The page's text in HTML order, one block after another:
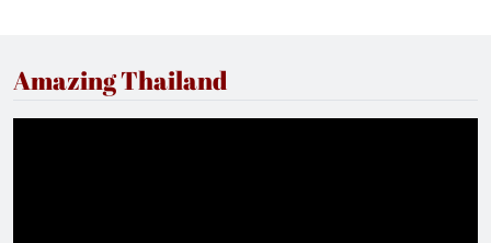
Amazing Thailand